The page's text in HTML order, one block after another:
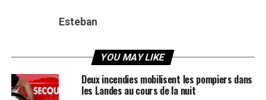
Esteban
YOU MAY LIKE
Deux incendies mobilisent les pompiers dans
les Landes au cours de la nuit